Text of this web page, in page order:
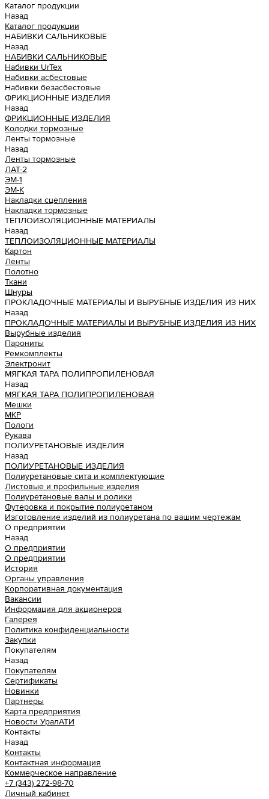
Каталог продукции
Назад
Каталог продукции
НАБИВКИ САЛЬНИКОВЫЕ
Назад
НАБИВКИ САЛЬНИКОВЫЕ
Набивки UrTex
Набивки асбестовые
Набивки безасбестовые
ФРИКЦИОННЫЕ ИЗДЕЛИЯ
Назад
ФРИКЦИОННЫЕ ИЗДЕЛИЯ
Колодки тормозные
Ленты тормозные
Назад
Ленты тормозные
ЛАТ-2
ЭМ-1
ЭМ-К
Накладки сцепления
Накладки тормозные
ТЕПЛОИЗОЛЯЦИОННЫЕ МАТЕРИАЛЫ
Назад
ТЕПЛОИЗОЛЯЦИОННЫЕ МАТЕРИАЛЫ
Картон
Ленты
Полотно
Ткани
Шнуры
ПРОКЛАДОЧНЫЕ МАТЕРИАЛЫ И ВЫРУБНЫЕ ИЗДЕЛИЯ ИЗ НИХ
Назад
ПРОКЛАДОЧНЫЕ МАТЕРИАЛЫ И ВЫРУБНЫЕ ИЗДЕЛИЯ ИЗ НИХ
Вырубные изделия
Парониты
Ремкомплекты
Электронит
МЯГКАЯ ТАРА ПОЛИПРОПИЛЕНОВАЯ
Назад
МЯГКАЯ ТАРА ПОЛИПРОПИЛЕНОВАЯ
Мешки
МКР
Пологи
Рукава
ПОЛИУРЕТАНОВЫЕ ИЗДЕЛИЯ
Назад
ПОЛИУРЕТАНОВЫЕ ИЗДЕЛИЯ
Полиуретановые сита и комплектующие
Листовые и профильные изделия
Полиуретановые валы и ролики
Футеровка и покрытие полиуретаном
Изготовление изделий из полиуретана по вашим чертежам
О предприятии
Назад
О предприятии
О предприятии
История
Органы управления
Корпоративная документация
Вакансии
Информация для акционеров
Галерея
Политика конфиденциальности
Закупки
Покупателям
Назад
Покупателям
Сертификаты
Новинки
Партнеры
Карта предприятия
Новости УралАТИ
Контакты
Назад
Контакты
Контактная информация
Коммерческое направление
+7 (343) 272-98-70
Личный кабинет